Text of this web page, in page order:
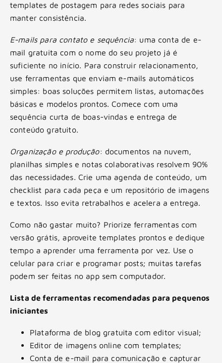
templates de postagem para redes sociais para
manter consistência.
E-mails para contato e sequência: uma conta de e-
mail gratuita com o nome do seu projeto já é
suficiente no início. Para construir relacionamento,
use ferramentas que enviam e-mails automáticos
simples: boas soluções permitem listas, automações
básicas e modelos prontos. Comece com uma
sequência curta de boas-vindas e entrega de
conteúdo gratuito.
Organização e produção: documentos na nuvem,
planilhas simples e notas colaborativas resolvem 90%
das necessidades. Crie uma agenda de conteúdo, um
checklist para cada peça e um repositório de imagens
e textos. Isso evita retrabalhos e acelera a entrega.
Como não gastar muito? Priorize ferramentas com
versão grátis, aproveite templates prontos e dedique
tempo a aprender uma ferramenta por vez. Use o
celular para criar e programar posts; muitas tarefas
podem ser feitas no app sem computador.
Lista de ferramentas recomendadas para pequenos
iniciantes
Plataforma de blog gratuita com editor visual;
Editor de imagens online com templates;
Conta de e-mail para comunicação e capturar